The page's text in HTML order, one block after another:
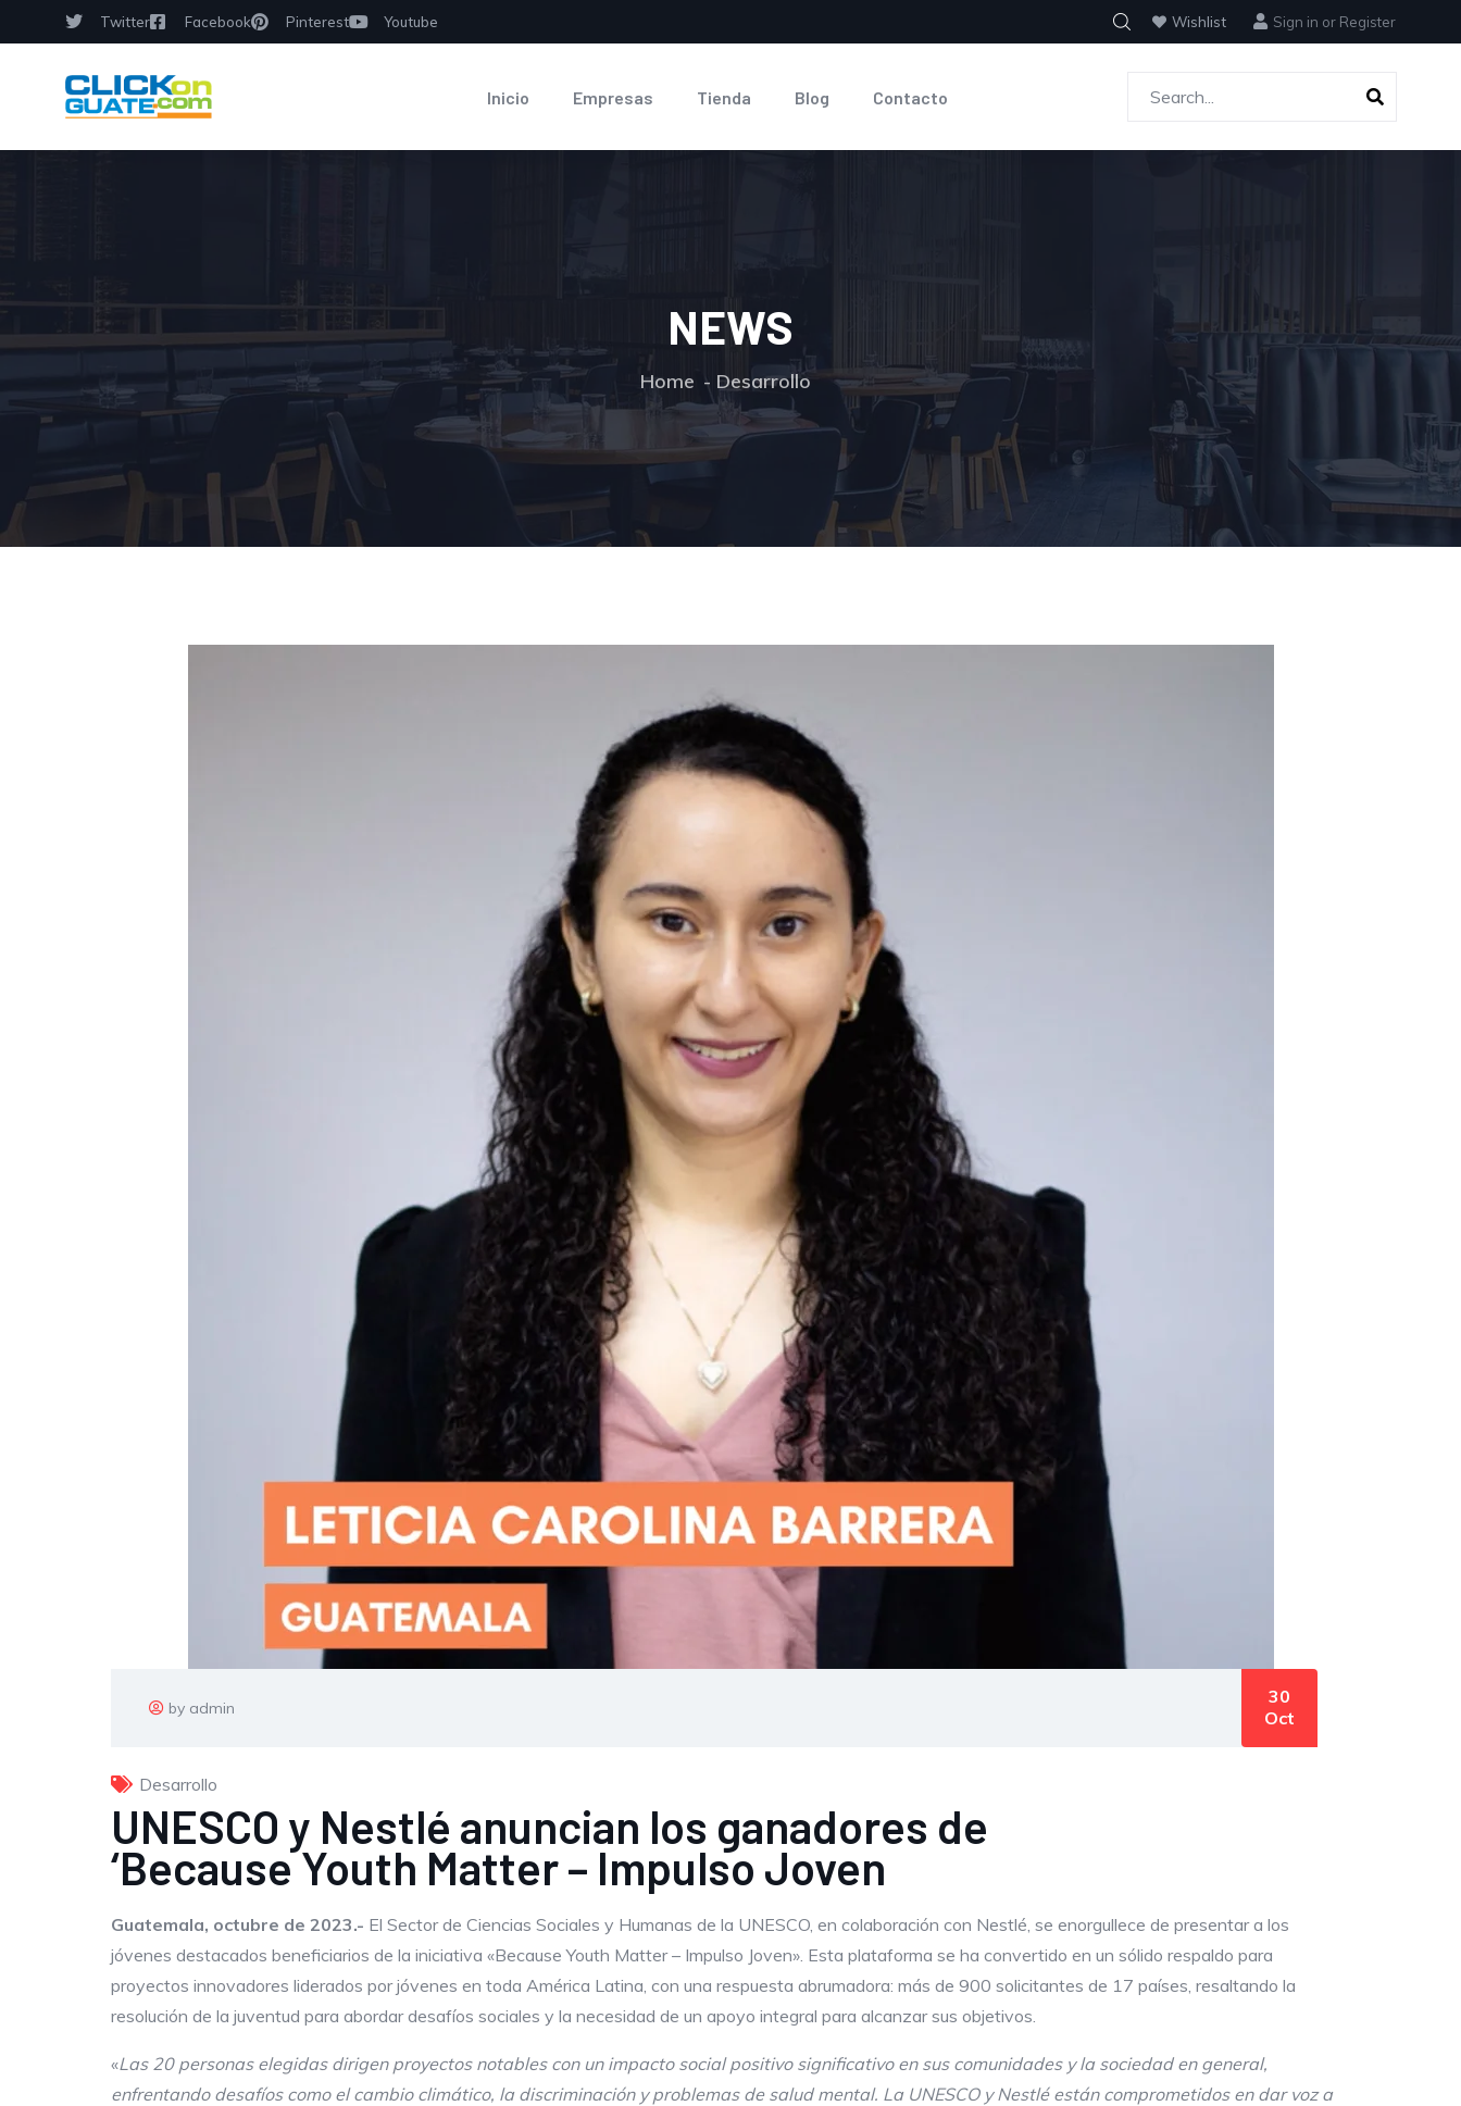
Twitter Facebook Pinterest Youtube Wishlist Sign in or Register
Inicio Empresas Tienda Blog Contacto
NEWS
Home Desarrollo
by admin
30
Oct
Desarrollo
UNESCO y Nestlé anuncian los ganadores de
‘Because Youth Matter – Impulso Joven
Guatemala, octubre de 2023.- El Sector de Ciencias Sociales y Humanas de la UNESCO, en colaboración con Nestlé, se enorgullece de presentar a los
jóvenes destacados beneficiarios de la iniciativa «Because Youth Matter – Impulso Joven». Esta plataforma se ha convertido en un sólido respaldo para
proyectos innovadores liderados por jóvenes en toda América Latina, con una respuesta abrumadora: más de 900 solicitantes de 17 países, resaltando la
resolución de la juventud para abordar desafíos sociales y la necesidad de un apoyo integral para alcanzar sus objetivos.
«Las 20 personas elegidas dirigen proyectos notables con un impacto social positivo significativo en sus comunidades y la sociedad en general,
enfrentando desafíos como el cambio climático, la discriminación y problemas de salud mental. La UNESCO y Nestlé están comprometidos en dar voz a